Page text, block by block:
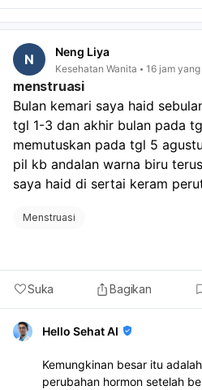
N Neng Liya
Kesehatan Wanita 16 jam
menstruasi
Bulan kemari saya haid
tgl 1-3 dan akhir bulan pada
memutuskan pada tgl 5
pil kb andalan warna biru
saya haid di sertai keram
Menstruasi
Suka Bagikan
Hello Sehat AI
Kemungkinan besar itu
perubahan hormon setelah